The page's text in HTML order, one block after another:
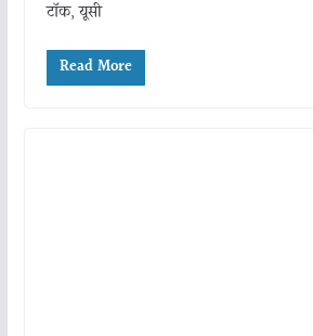
टॉक, यूसी
Read More